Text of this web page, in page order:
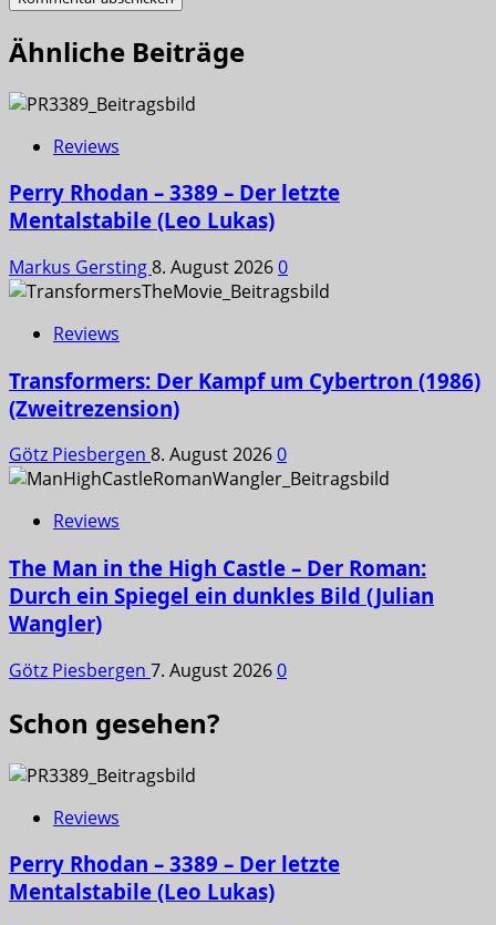
Ähnliche Beiträge
Reviews
Perry Rhodan – 3389 – Der letzte
Mentalstabile (Leo Lukas)
Markus Gersting8. August 20260
Reviews
Transformers: Der Kampf um Cybertron (1986)
(Zweitrezension)
Götz Piesbergen 8. August 20260
Reviews
The Man in the High Castle – Der Roman:
Durch ein Spiegel ein dunkles Bild (Julian
Wangler)
Götz Piesbergen 7. August 20260
Schon gesehen?
Reviews
Perry Rhodan – 3389 – Der letzte
Mentalstabile (Leo Lukas)